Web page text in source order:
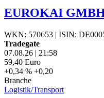
EUROKAI
WKN: 570653 | ISIN:
Tradegate
07.08.26 | 21:58
59,40 Euro
+0,34 % +0,20
Branche
Logistik/Transport